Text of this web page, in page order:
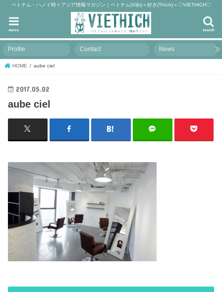
ベトナム・ハノイ時々アジア情報マガジン｜ベトナム(Việt)＋好き(Thích)＝♡VIETHICH♡
search
menu
Profile Contact News
HOME aube ciel
2017.05.02
aube ciel